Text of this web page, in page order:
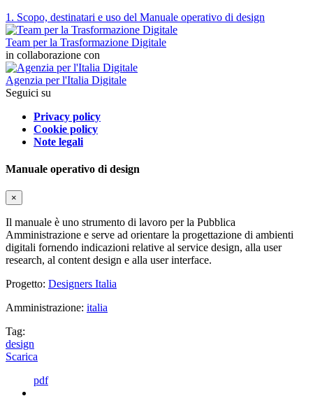
1. Scopo, destinatari e uso del Manuale operativo di design
Team per la Trasformazione Digitale
in collaborazione con
Agenzia per l'Italia Digitale
Seguici su
Privacy policy
Cookie policy
Note legali
Manuale operativo di design
×
Il manuale è uno strumento di lavoro per la Pubblica
Amministrazione e serve ad orientare la progettazione di ambienti
digitali fornendo indicazioni relative al service design, alla user
research, al content design e alla user interface.
Progetto: Designers Italia
Amministrazione: italia
Tag:
design
Scarica
pdf